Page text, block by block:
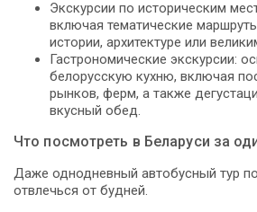
Экскурсии по историческим
включая тематические
истории, архитектуре или
Гастрономические экскурсии:
белорусскую кухню, включая
рынков, ферм, а также
вкусный обед.
Что посмотреть в Беларуси за
Даже однодневный автобусный тур
отвлечься от будней.